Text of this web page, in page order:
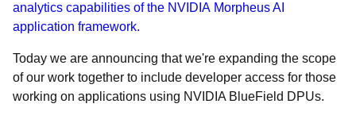
analytics capabilities of the NVIDIA Morpheus AI
application framework.
Today we are announcing that we're expanding the scope
of our work together to include developer access for those
working on applications using NVIDIA BlueField DPUs.